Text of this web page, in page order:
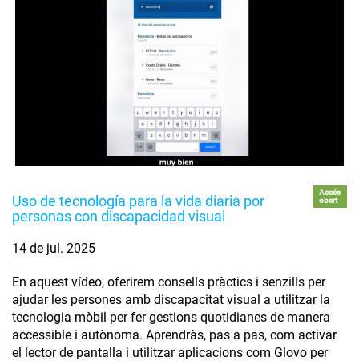
Uso de tecnología para la vida diaria por
personas con discapacidad visual
Accés
obert
14 de jul. 2025
En aquest vídeo, oferirem consells pràctics i senzills per
ajudar les persones amb discapacitat visual a utilitzar la
tecnologia mòbil per fer gestions quotidianes de manera
accessible i autònoma. Aprendràs, pas a pas, com activar
el lector de pantalla i utilitzar aplicacions com Glovo per